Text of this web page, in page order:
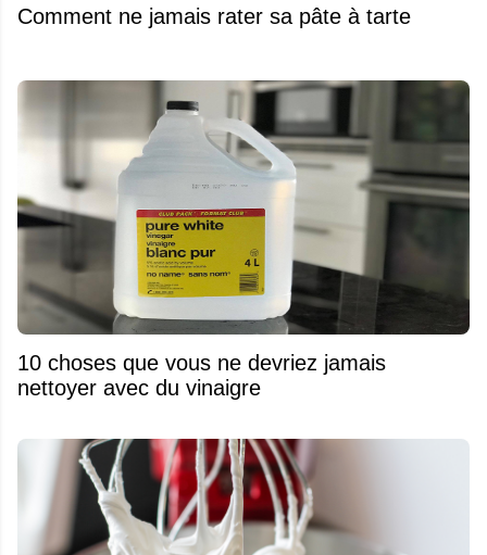
Comment ne jamais rater sa pâte à tarte
10 choses que vous ne devriez jamais
nettoyer avec du vinaigre